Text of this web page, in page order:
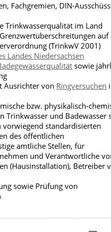
Fachgremien, DIN-
Trinkwasserqualität im Land
auf
(TrinkwV 2001)
Landes Niedersachsen
sowie
Ausrichter von Ringversuchen
bzw. physikalisch-
Trinkwasser und Badewasser
vorwiegend standardisierten
des öffentlichen
amtliche Stellen, für
und Verantwortliche
(Hausinstallation), Betreiber
sowie Prüfung von